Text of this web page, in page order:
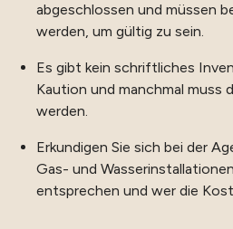
abgeschlossen und müssen
werden, um gültig zu sein.
Es gibt kein schriftliches
Kaution und manchmal muss
werden.
Erkundigen Sie sich bei der
Gas- und
entsprechen und wer die